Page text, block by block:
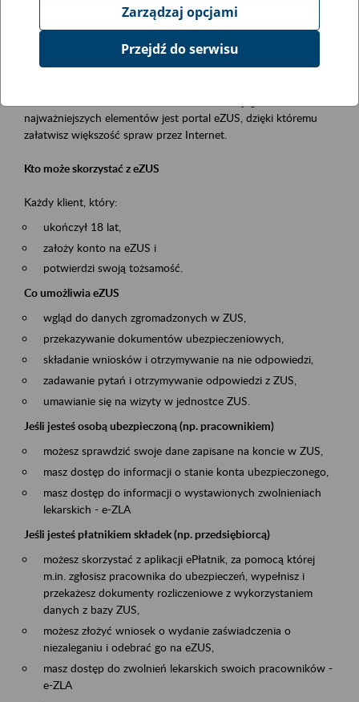
Opis wydarzenia
Platforma Usług Elektronicznych ZUS eZUS
najważniejszych elementów jest portal eZUS, dzięki któremu
załatwisz większość spraw przez Internet.
Kto może skorzystać z eZUS
Każdy klient, który:
ukończył 18 lat,
założy konto na eZUS i
potwierdzi swoją tożsamość.
Co umożliwia eZUS
wgląd do danych zgromadzonych w ZUS,
przekazywanie dokumentów ubezpieczeniowych,
składanie wniosków i otrzymywanie na nie odpowiedzi,
zadawanie pytań i otrzymywanie odpowiedzi z ZUS,
umawianie się na wizyty w jednostce ZUS.
Jeśli jesteś osobą ubezpieczoną (np. pracownikiem)
możesz sprawdzić swoje dane zapisane na koncie w ZUS,
masz dostęp do informacji o stanie konta ubezpieczonego,
masz dostęp do informacji o wystawionych zwolnieniach
lekarskich - e-ZLA
Jeśli jesteś płatnikiem składek (np. przedsiębiorcą)
możesz skorzystać z aplikacji ePłatnik, za pomocą której
m.in. zgłosisz pracownika do ubezpieczeń, wypełnisz i
przekażesz dokumenty rozliczeniowe z wykorzystaniem
danych z bazy ZUS,
możesz złożyć wniosek o wydanie zaświadczenia o
niezaleganiu i odebrać go na eZUS,
masz dostęp do zwolnień lekarskich swoich pracowników -
e-ZLA
Zarządzaj opcjami
Przejdź do serwisu